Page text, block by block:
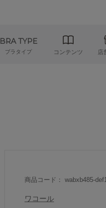
BRA TYPE
ブラタイプ コンテンツ 店
商品コード： wabxb485-
ワコール